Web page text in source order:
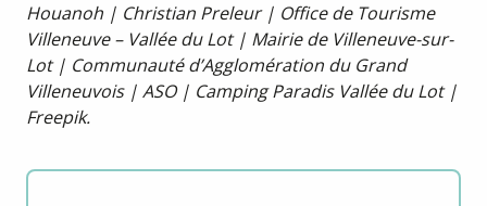
Houanoh | Christian Preleur | Office de Tourisme
Villeneuve – Vallée du Lot | Mairie de Villeneuve-sur-
Lot | Communauté d’Agglomération du Grand
Villeneuvois | ASO | Camping Paradis Vallée du Lot |
Freepik.